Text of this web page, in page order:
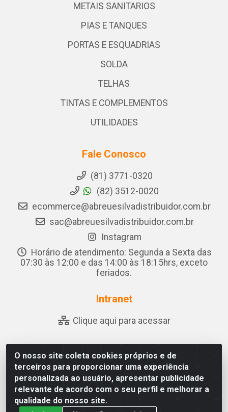
O nosso site coleta cookies próprios e de
terceiros para proporcionar uma experiência
personalizada ao usuário, apresentar publicidade
relevante de acordo com o seu perfil e melhorar a
qualidade do nosso site.
METAIS SANITARIOS
PIAS E TANQUES
PORTAS E ESQUADRIAS
SOLDA
TELHAS
TINTAS E COMPLEMENTOS
UTILIDADES
Fale Conosco
(81) 3771-0320
(82) 3512-0020
ecommerce@abreuesilvadistribuidor.com.br
sac@abreuesilvadistribuidor.com.br
Instagram
Horário de atendimento: Segunda a Sexta das
07:30 às 12:00 e das 14:00 às 18:15hrs, exceto
feriados.
Intranet
Clique aqui para acessar
Abreu & Silva - Rua Padre Jose de Souza Leite, 265 - Ariado,
Olho D'Água das Flores/AL - CEP 57.442-000 - CNPJ
04.790.656/0001-06